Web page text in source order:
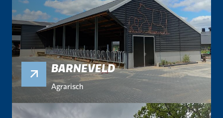
BARNEVELD
Agrarisch